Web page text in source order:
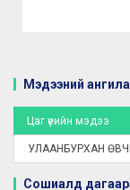
Мэдээний
Цаг үеийн мэдээ
УЛААНБУРХАН
Сошиалд